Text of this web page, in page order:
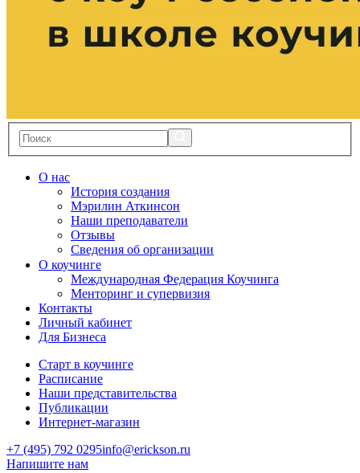
О нас
История создания
Мэрилин Аткинсон
Наши преподаватели
Отзывы
Сведения об организации
О коучинге
Международная Федерация Коучинга
Менторинг и супервизия
Контакты
Личный кабинет
Для Бизнеса
Старт в коучинге
Расписание
Наши представительства
Публикации
Интернет-магазин
+7 (495) 792 0295info@erickson.ru
Напишите нам